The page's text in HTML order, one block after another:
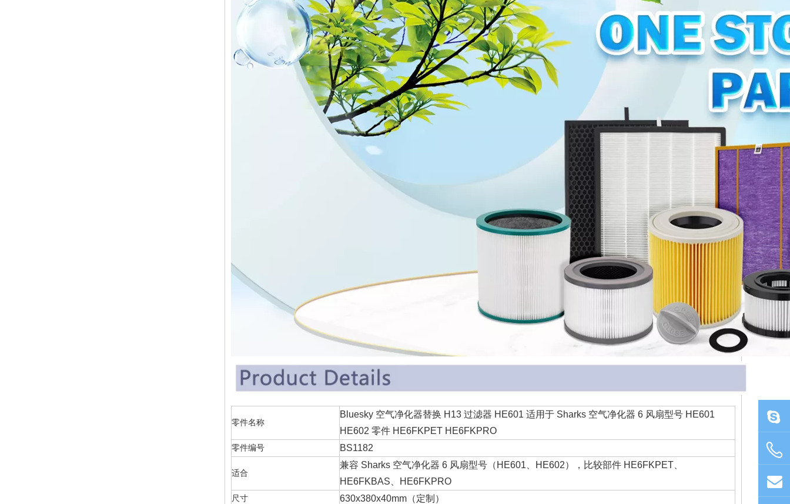
零件名称
Bluesky 空气净化器替换 H13 过滤器 HE601 适用于 Sharks 空气净化器 6 风扇型号 HE601
HE602 零件 HE6FKPET HE6FKPRO
零件编号 BS1182
适合
兼容 Sharks 空气净化器 6 风扇型号（HE601、HE602），比较部件 HE6FKPET、
HE6FKBAS、HE6FKPRO
尺寸 630x380x40mm （定制）